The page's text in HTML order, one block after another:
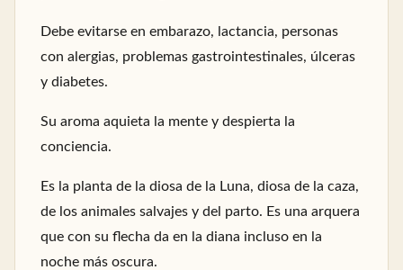
Debe evitarse en embarazo, lactancia, personas
con alergias, problemas gastrointestinales, úlceras
y diabetes.
Su aroma aquieta la mente y despierta la
conciencia.
Es la planta de la diosa de la Luna, diosa de la caza,
de los animales salvajes y del parto. Es una arquera
que con su flecha da en la diana incluso en la
noche más oscura.